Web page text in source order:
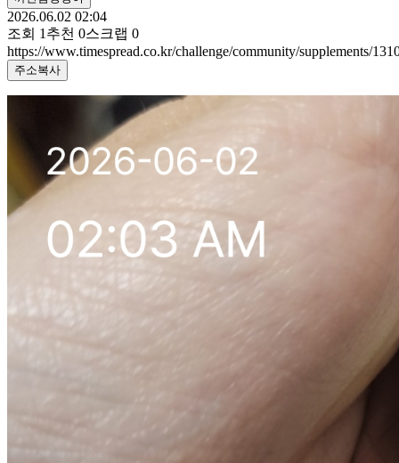
2026.06.02 02:04
조회 1 추천 0스크랩 0
https://www.timespread.co.kr/challenge/community/supplements/
주소복사